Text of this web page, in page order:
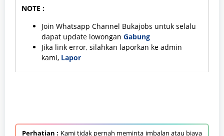
NOTE :
Join Whatsapp Channel Bukajobs untuk selalu
dapat update lowongan Gabung
Jika link error, silahkan laporkan ke admin
kami, Lapor
Perhatian : Kami tidak pernah meminta imbalan atau biaya